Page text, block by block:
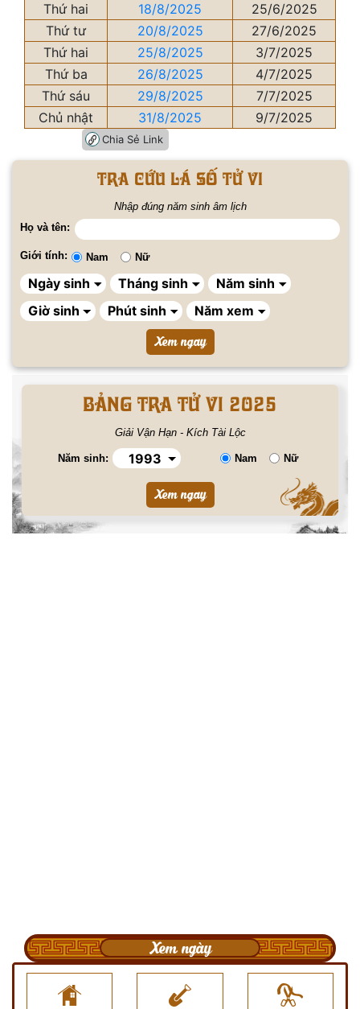
Thứ hai
18/8/2025
25/6/2025
Thứ tư
20/8/2025
27/6/2025
Thứ hai
25/8/2025
3/7/2025
Thứ ba
26/8/2025
4/7/2025
Thứ sáu
29/8/2025
7/7/2025
Chủ nhật
31/8/2025 9/7/2025
Chia Sẻ Link
Tra cứu lá số tử vi
Nhập đúng năm sinh âm lịch
Họ và tên:
Giới tính: Nam Nữ
BẢNG TRA TỬ VI 2025
Giải Vận Hạn - Kích Tài Lộc
Năm sinh: Nam Nữ
Xem ngày